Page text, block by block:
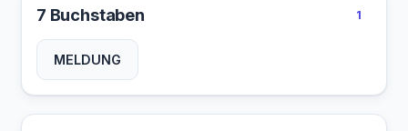
7 Buchstaben 1
MELDUNG